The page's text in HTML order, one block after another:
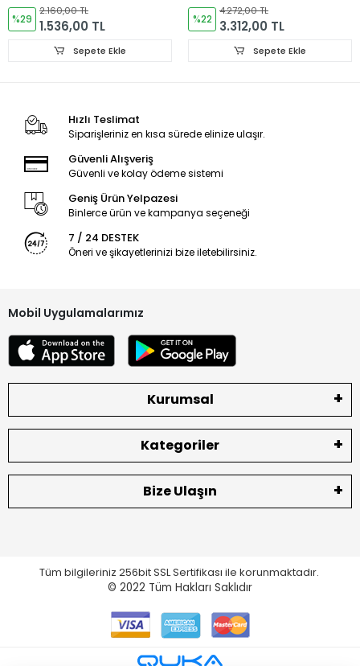
Ekran Türü
%29
2.160,00 TL
1.536,00 TL
Sepete Ekle
%22
4.272,00 TL
3.312,00 TL
Sepete Ekle
Hızlı Teslimat
Siparişleriniz en kısa sürede elinize ulaşır.
Güvenli Alışveriş
Güvenli ve kolay ödeme sistemi
Geniş Ürün Yelpazesi
Binlerce ürün ve kampanya seçeneği
7 / 24 DESTEK
Öneri ve şikayetlerinizi bize iletebilirsiniz.
Mobil Uygulamalarımız
Kurumsal
Kategoriler
Bize Ulaşın
Tüm bilgileriniz 256bit SSL Sertifikası ile korunmaktadır.
© 2022 Tüm Hakları Saklıdır